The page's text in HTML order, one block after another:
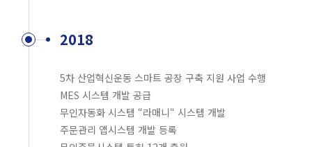
2018
5차 산업혁신운동 스마트 공장 구축 지원 사업 수행
MES 시스템 개발 공급
무인자동화 시스템 “라매니“ 시스템 개발
주문관리 앱시스템 개발 등록